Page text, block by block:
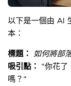
以下是一個由 AI
本：
標題：
如何將部
吸引點：
"你花了
嗎？"